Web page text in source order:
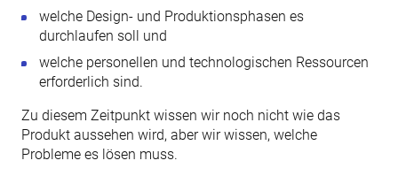
welche Design- und Produktionsphasen es
durchlaufen soll und
welche personellen und technologischen Ressourcen
erforderlich sind.
Zu diesem Zeitpunkt wissen wir noch nicht wie das
Produkt aussehen wird, aber wir wissen, welche
Probleme es lösen muss.